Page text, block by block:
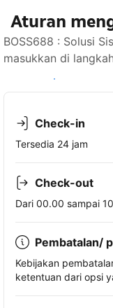
Aturan
BOSS688 : Solusi
masukkan di
Lihat ketersediaan
Check-in
Tersedia 24 jam
Check-out
Dari 00.00 sampai
Pembatalan/
Kebijakan
ketentuan dari opsi